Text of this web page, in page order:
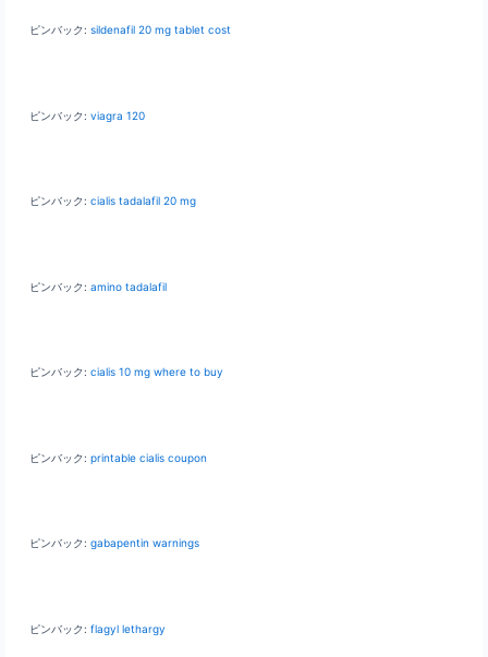
ピンバック: sildenafil 20 mg tablet cost
ピンバック: viagra 120
ピンバック: cialis tadalafil 20 mg
ピンバック: amino tadalafil
ピンバック: cialis 10 mg where to buy
ピンバック: printable cialis coupon
ピンバック: gabapentin warnings
ピンバック: flagyl lethargy